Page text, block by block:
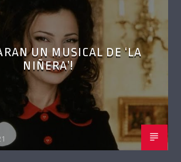
UN MUSICAL DE ‘LA
NIÑERA’!